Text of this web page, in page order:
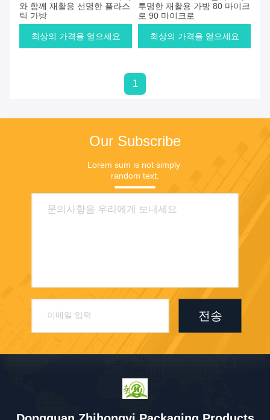
와 함께 재활용 선명한 플라스
틱 가방
최상의 가격을 얻으세요
투명한 재활용 가방 80 마이크
로 90 마이크로
최상의 가격을 얻으세요
1
Our Subscribe
Lorem sum is not simply
random text.
전송